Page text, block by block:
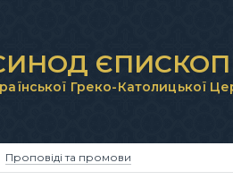
Греко-Католицької
Проповіді та промови